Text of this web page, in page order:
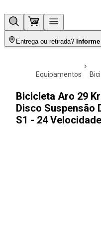
Entrega ou retirada?
equipamentos
Bicicleta Aro 29
Disco Suspensão
S1 - 24